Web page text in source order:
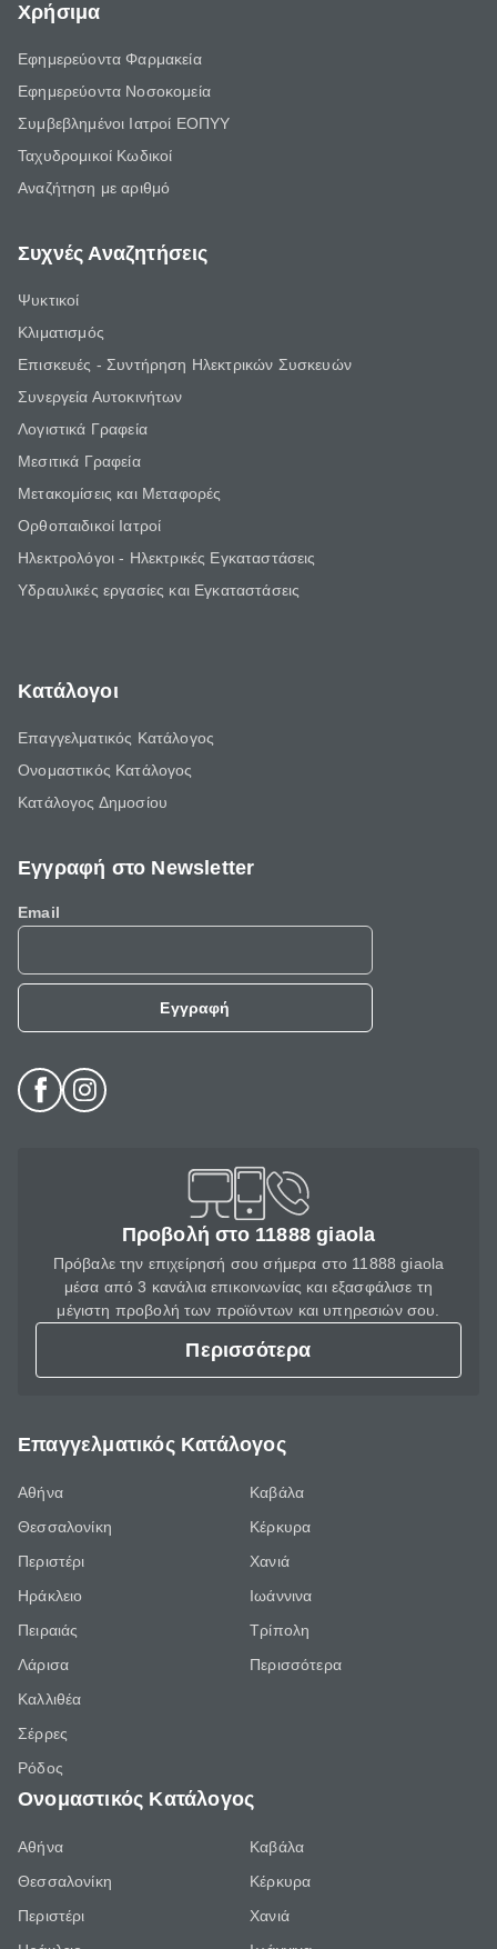
Χρήσιμα
Εφημερεύοντα Φαρμακεία
Εφημερεύοντα Νοσοκομεία
Συμβεβλημένοι Ιατροί ΕΟΠΥΥ
Ταχυδρομικοί Κωδικοί
Αναζήτηση με αριθμό
Συχνές Αναζητήσεις
Ψυκτικοί
Κλιματισμός
Επισκευές - Συντήρηση Ηλεκτρικών Συσκευών
Συνεργεία Αυτοκινήτων
Λογιστικά Γραφεία
Μεσιτικά Γραφεία
Μετακομίσεις και Μεταφορές
Ορθοπαιδικοί Ιατροί
Ηλεκτρολόγοι - Ηλεκτρικές Εγκαταστάσεις
Υδραυλικές εργασίες και Εγκαταστάσεις
Κατάλογοι
Επαγγελματικός Κατάλογος
Ονομαστικός Κατάλογος
Κατάλογος Δημοσίου
Εγγραφή στο Newsletter
Email
Εγγραφή
Προβολή στο 11888 giaola
Πρόβαλε την επιχείρησή σου σήμερα στο 11888 giaola
μέσα από 3 κανάλια επικοινωνίας και εξασφάλισε τη
μέγιστη προβολή των προϊόντων και υπηρεσιών σου.
Περισσότερα
Επαγγελματικός Κατάλογος
Αθήνα
Θεσσαλονίκη
Περιστέρι
Ηράκλειο
Πειραιάς
Λάρισα
Καλλιθέα
Σέρρες
Ρόδος
Καβάλα
Κέρκυρα
Χανιά
Ιωάννινα
Τρίπολη
Περισσότερα
Ονομαστικός Κατάλογος
Αθήνα
Θεσσαλονίκη
Περιστέρι
Καβάλα
Κέρκυρα
Χανιά